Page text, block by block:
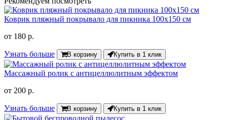
Коврик пляжный покрывало для пикника 100х150 см
от 180 р.
Узнать больше В корзину Купить в 1 клик
Массажный ролик с антицеллюлитным эффектом
от 200 р.
Узнать больше В корзину Купить в 1 клик